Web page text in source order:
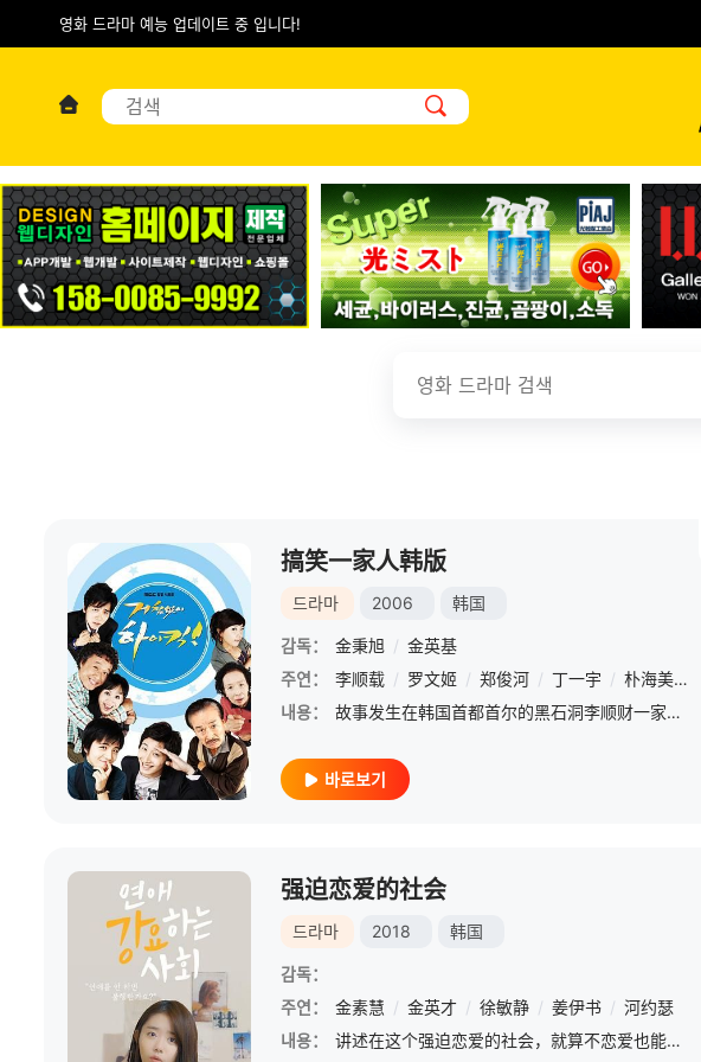
영화 드라마 예능 업데이트 중 입니다!
搞笑一家人韩版
드라마 2006 韩国
감독： 金秉旭 / 金英基
주연：
李顺载 / 罗文姬 / 郑俊河 / 丁一宇 / 朴海美 /
내용：
故事发生在韩国首都首尔的黑石洞李顺财一家，儿子李民永（崔民永 饰）和媳妇申智（申智 饰）正式离婚，申智留下孩子前往俄罗斯进修，将房子租给同学徐敏静（徐敏静 饰）。民永在父母家过起偷居过程，后因申智在俄
바로보기
强迫恋爱的社会
드라마 2018 韩国
감독：
주연：
金素慧 / 金英才 / 徐敏静 / 姜伊书 / 河约瑟
내용：
讲述在这个强迫恋爱的社会，就算不恋爱也能收获幸福的二十岁韩沙朗的故事。